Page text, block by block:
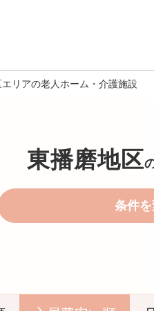
リアの老人ホーム・介護施設
東播磨地区
条件